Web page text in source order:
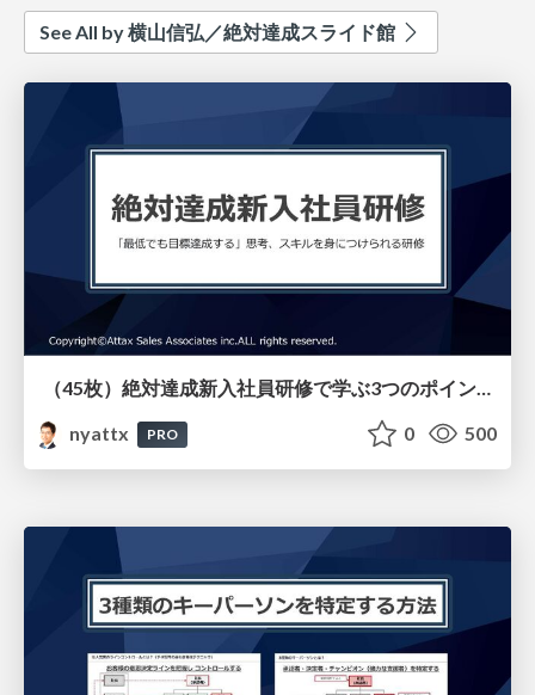
See All by 横山信弘／絶対達成スライド館
（45枚）絶対達成新入社員研修で学ぶ3つのポイントとその特徴（リアル研修とオンライン教材）
nyattx
PRO 0 500